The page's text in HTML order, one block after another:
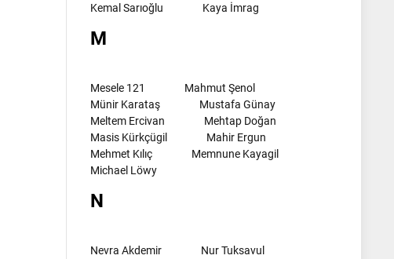
Kemal Sarıoğlu Kaya İmrag
M
Mesele 121
Mahmut Şenol
Münir Karataş
Mustafa Günay
Meltem Ercivan
Mehtap Doğan
Masis Kürkçügil
Mahir Ergun
Mehmet Kılıç
Memnune Kayagil
Michael Löwy
N
Nevra Akdemir
Nur Tuksavul